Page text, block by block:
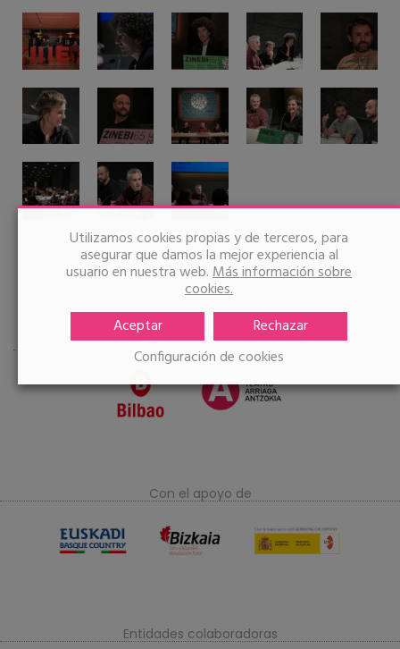
Organizadores
Con el apoyo de
Entidades colaboradoras
Utilizamos cookies propias y de terceros, para
asegurar que damos la mejor experiencia al
usuario en nuestra web.Más información sobre
cookies.
Aceptar
Rechazar
Configuración de cookies